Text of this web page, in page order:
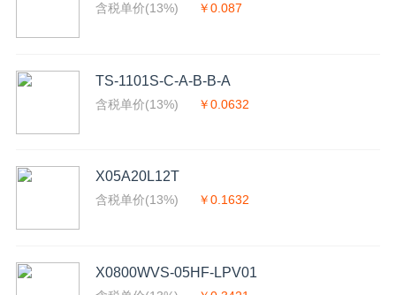
含税单价(13%) ￥0.087
TS-1101S-C-A-B-B-A
含税单价(13%) ￥0.0632
X05A20L12T
含税单价(13%) ￥0.1632
X0800WVS-05HF-LPV01